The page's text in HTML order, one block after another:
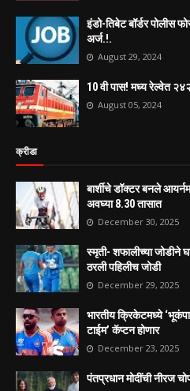
इंडो-तिबेट बॉर्डर पोलीस
अर्ज.!.
August 29, 2024
10 वी पास! मध्य रेल्वेत
August 05, 2024
क्रीडा
बार्शीचे डॉक्टर बनले
अवघ्या 8.30 तासात
December 30, 2025
स्मृती- शफालीच्या जोडीने
ठरली पहिलीच जोडी
December 29, 2025
भारतीय क्रिकेटमध्ये
टाईम’ कॅप्टन होणार
December 23, 2025
पंतप्रधान मोदींची नीरज